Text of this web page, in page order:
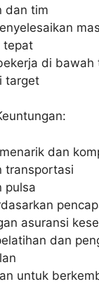
dan tim
tepat
di bawah
target
dan
transportasi
pulsa
asuransi
dan
untuk